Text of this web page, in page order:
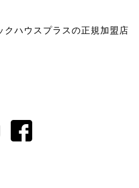
ハウスプラスの正規加盟店